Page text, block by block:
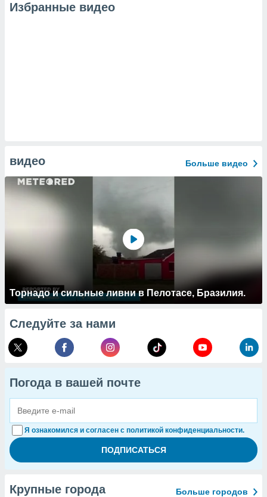
Избранные видео
видео Больше видео
Торнадо и сильные ливни в Пелотасе, Бразилия.
Следуйте за нами
Погода в вашей почте
Я ознакомился и согласен с политикой конфиденциальности.
Крупные города Больше городов